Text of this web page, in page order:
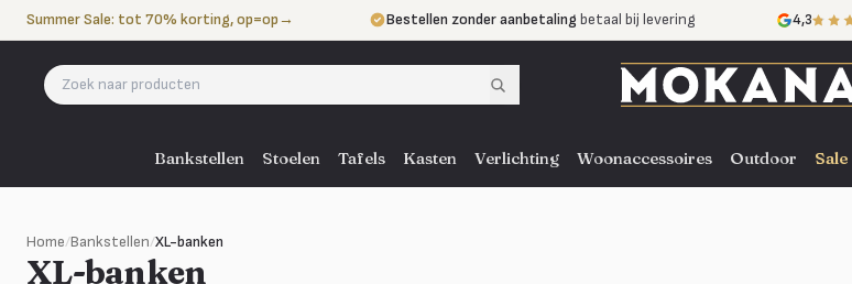
Naar de inhoud
Summer Sale: tot 70% korting, op=op→ Bestellen zonder aanbetaling betaal bij levering
Eigen bezorgdienst door heel NL, BE en DE
4,3
Bankstellen Stoelen Tafels Kasten Verlichting Woonaccessoires Outdoor Sale
Home/Bankstellen/XL-banken
XL-banken